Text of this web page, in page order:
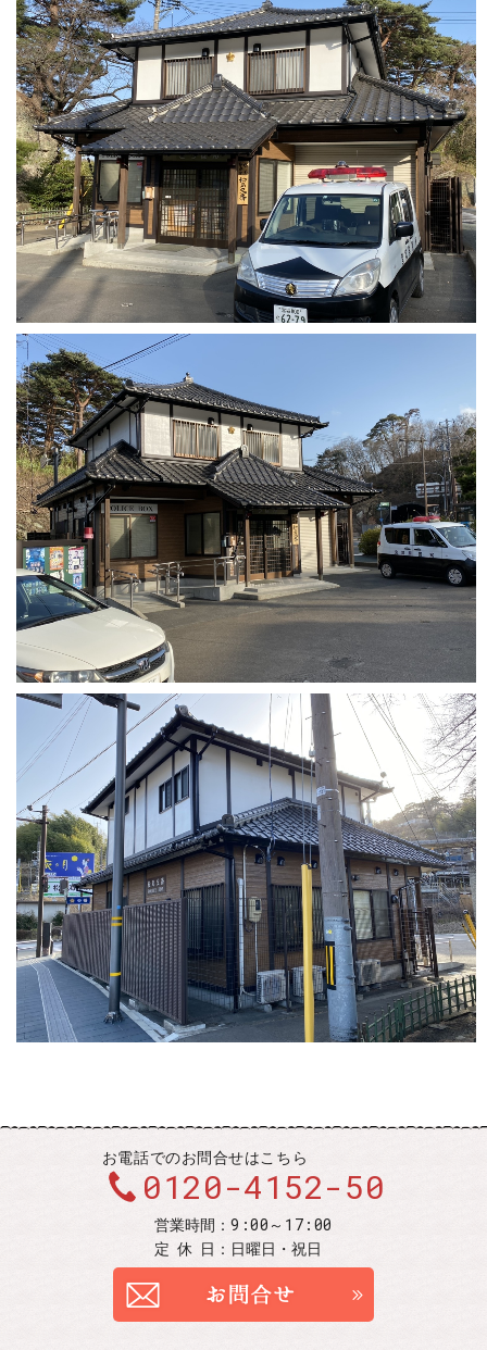
お電話でのお問合せはこちら
0120-4152-50
営業時間：9:00～17:00
定休 日： 日曜日・祝日